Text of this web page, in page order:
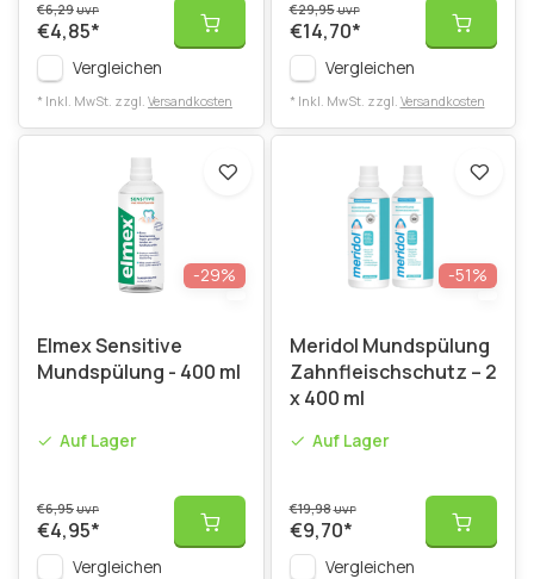
€6,29UVP
€4,85*
Vergleichen
* Inkl. MwSt. zzgl. Versandkosten
€29,95UVP
€14,70*
Vergleichen
* Inkl. MwSt. zzgl. Versandkosten
-29%
Elmex Sensitive
Mundspülung - 400 ml
Auf Lager
€6,95UVP
€4,95*
Vergleichen
-51%
Meridol Mundspülung
Zahnfleischschutz – 2
x 400 ml
Auf Lager
€19,98UVP
€9,70*
Vergleichen